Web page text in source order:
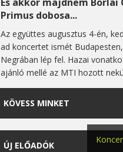
Primus dobosa...
Az együttes augusztus 4-én,
ad koncertet ismét
Negrában lép fel. Hazai
ajánló mellé az MTI hozott
KÖVESS MINKET
ÚJ ELŐADÓK